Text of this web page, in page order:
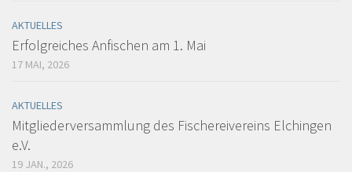
AKTUELLES
Erfolgreiches Anfischen am 1. Mai
17 MAI, 2026
AKTUELLES
Mitgliederversammlung des Fischereivereins Elchingen
e.V.
19 JAN., 2026